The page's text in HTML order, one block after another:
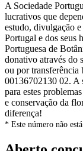
A Sociedade
lucrativos que
estudo, divulgação
Portugal e dos seus
Portuguesa de
donativo através do
ou por
00136702130 02. A
para estes
e conservação da
diferença!
* Este número não